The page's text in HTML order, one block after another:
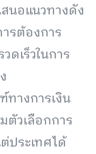
นอแนวทางดัง
รต้องการ
ดเร็วในการ
างการเงิน
ตัวเลือกการ
ประเทศได้